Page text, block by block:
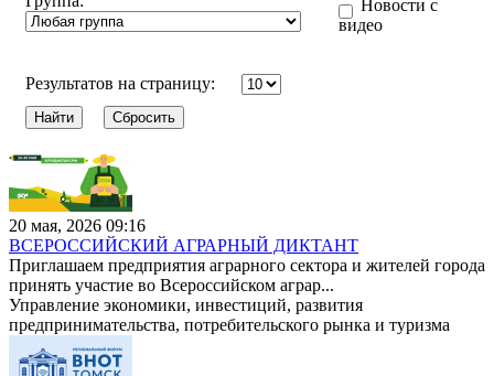
Новости с
видео
Результатов на страницу:
20 мая, 2026 09:16
ВСЕРОССИЙСКИЙ АГРАРНЫЙ ДИКТАНТ
Приглашаем предприятия аграрного сектора и жителей города
принять участие во Всероссийском аграр...
Управление экономики, инвестиций, развития
предпринимательства, потребительского рынка и туризма